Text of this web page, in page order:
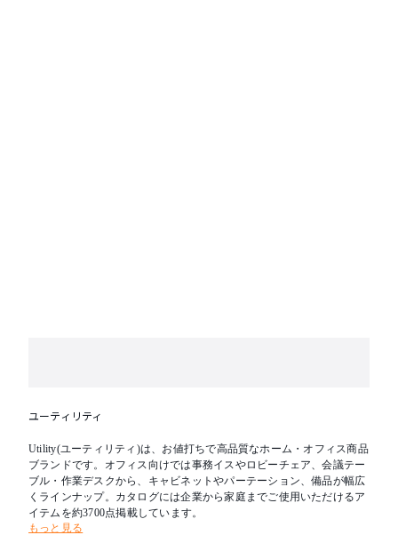
ユーティリティ
Utility(ユーティリティ)は、お値打ちで高品質なホーム・オフィス商品
ブランドです。オフィス向けでは事務イスやロビーチェア、会議テー
ブル・作業デスクから、キャビネットやパーテーション、備品が幅広
くラインナップ。カタログには企業から家庭までご使用いただけるア
イテムを約3700点掲載しています。
もっと見る